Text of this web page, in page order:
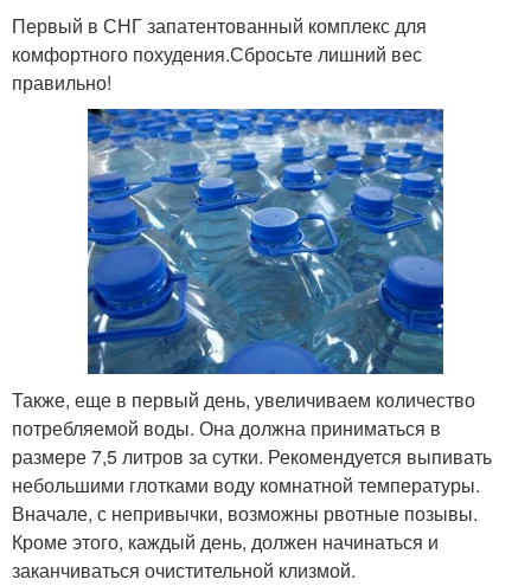
Первый в СНГ запатентованный комплекс для
комфортного похудения.Сбросьте лишний вес
правильно!
Также, еще в первый день, увеличиваем количество
потребляемой воды. Она должна приниматься в
размере 7,5 литров за сутки. Рекомендуется выпивать
небольшими глотками воду комнатной температуры.
Вначале, с непривычки, возможны рвотные позывы.
Кроме этого, каждый день, должен начинаться и
заканчиваться очистительной клизмой.